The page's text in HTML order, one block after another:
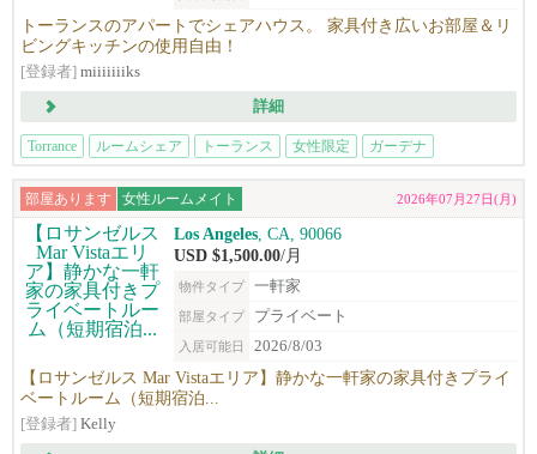
トーランスのアパートでシェアハウス。 家具付き広いお部屋＆リ
ビングキッチンの使用自由！
[登録者] miiiiiiiks
詳細
Torrance ルームシェア トーランス 女性限定 ガーデナ
部屋あります 女性ルームメイト 2026年07月27日(月)
Los Angeles , CA, 90066
USD $1,500.00/月
物件タイプ 一軒家
部屋タイプ プライベート
入居可能日 2026/8/03
【ロサンゼルス Mar Vistaエリア】静かな一軒家の家具付きプライ
ベートルーム（短期宿泊...
[登録者] Kelly